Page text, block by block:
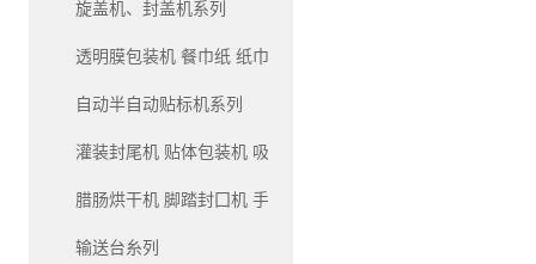
旋盖机、封盖机系列
透明膜包装机 餐巾纸 纸巾 包装机系列
自动半自动贴标机系列
灌装封尾机 贴体包装机 吸塑包装机系列
腊肠烘干机 脚踏封囗机 手压封口机系列
输送台糸列